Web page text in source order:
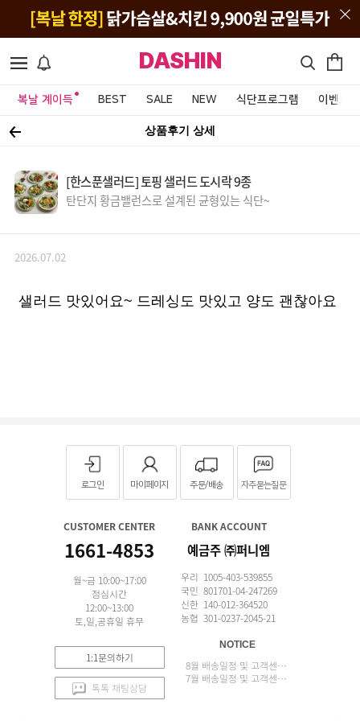
DASHIN
복날 계이득 BEST SALE NEW 식단프로그램 이벤트&
상품후기 상세
[한스푼샐러드] 토핑 샐러드 도시락 9종
탄단지 황금밸런스로 설계된 균형있는 식단~
2026.07.02
샐러드 맛있어요~ 드레싱도 맛있고 양도 괜찮아요
로그인 마이페이지 주문/배송 자주묻는질문
CUSTOMER CENTER
1661-4853
월~금 10:00~17:00
점심시간
12:00~13:00
토,일,공휴일 휴무
1:1문의하기
톡톡 채팅상담
BANK ACCOUNT
예금주 ㈜퍼니엠
우리 1005-403-539855
국민 801701-04-247269
신한 140-012-364520
농협 301-0237-2045-21
NOTICE
8월 배송일정 및 고객센터 업무 안내
7월 배송일정 및 고객센터 업무 안내